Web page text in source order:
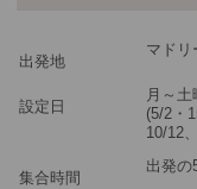
ツアー
※料金：大人・子供2歳
出発地
マドリ
設定日
月～
(5/2・
10/12
集合時間
出発の